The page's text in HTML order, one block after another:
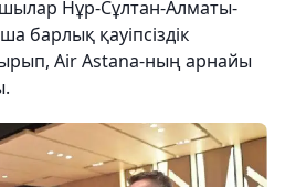
Нұр-Сұлтан-Алматы-
барлық қауіпсіздік
Air Astana-ның арнайы